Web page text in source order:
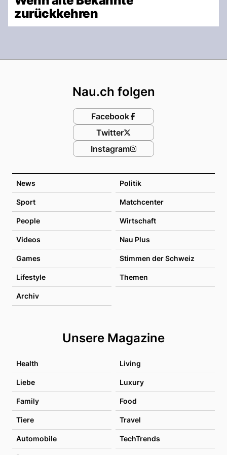
zurückkehren
News Politik
Sport Matchcenter
People Wirtschaft
Videos Nau Plus
Games Stimmen der Schweiz
Lifestyle Themen
Archiv
Unsere Magazine
Health Living
Liebe Luxury
Family Food
Tiere Travel
Automobile TechTrends
Nau.ch folgen
Facebook
Twitter
Instagram